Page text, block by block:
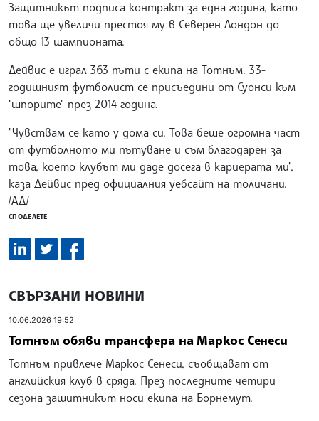
Защитникът подписа контракт за една година, като
това ще увеличи престоя му в Северен Лондон до
общо 13 шампионата.
Дейвис е играл 363 пъти с екипа на Тотнъм. 33-
годишният футболист се присъедини от Суонси към
"шпорите" през 2014 година.
"Чувствам се като у дома си. Това беше огромна част
от футболното ми пътуване и съм благодарен за
това, което клубът ми даде досега в кариерата ми",
каза Дейвис пред официалния уебсайт на толичани.
/АД/
СПОДЕЛЕТЕ
СВЪРЗАНИ НОВИНИ
10.06.2026 19:52
Тотнъм обяви трансфера на Маркос Сенеси
Тотнъм привлече Маркос Сенеси, съобщават от
английския клуб в сряда. През последните четири
сезона защитникът носи екипа на Борнемут.